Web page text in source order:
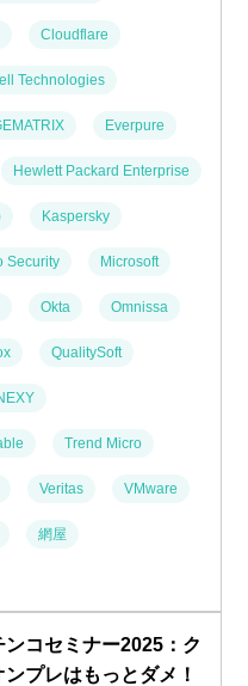
Cloudflare
Technologies
Everpure
Hewlett Packard Enterprise
Kaspersky
Security Microsoft
Okta Omnissa
QualitySoft
Trend Micro
Veritas VMware
網屋
ンコセミナー2025：ク
プレはもっとダメ！